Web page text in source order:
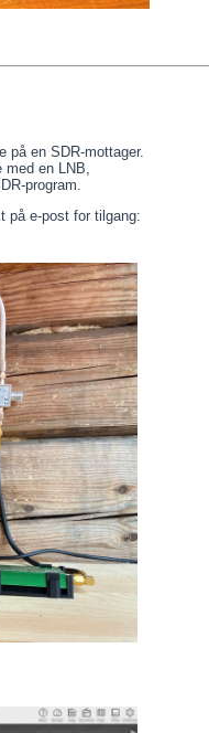
på en SDR-mottager.
med en LNB,
program.
på e-post for tilgang: